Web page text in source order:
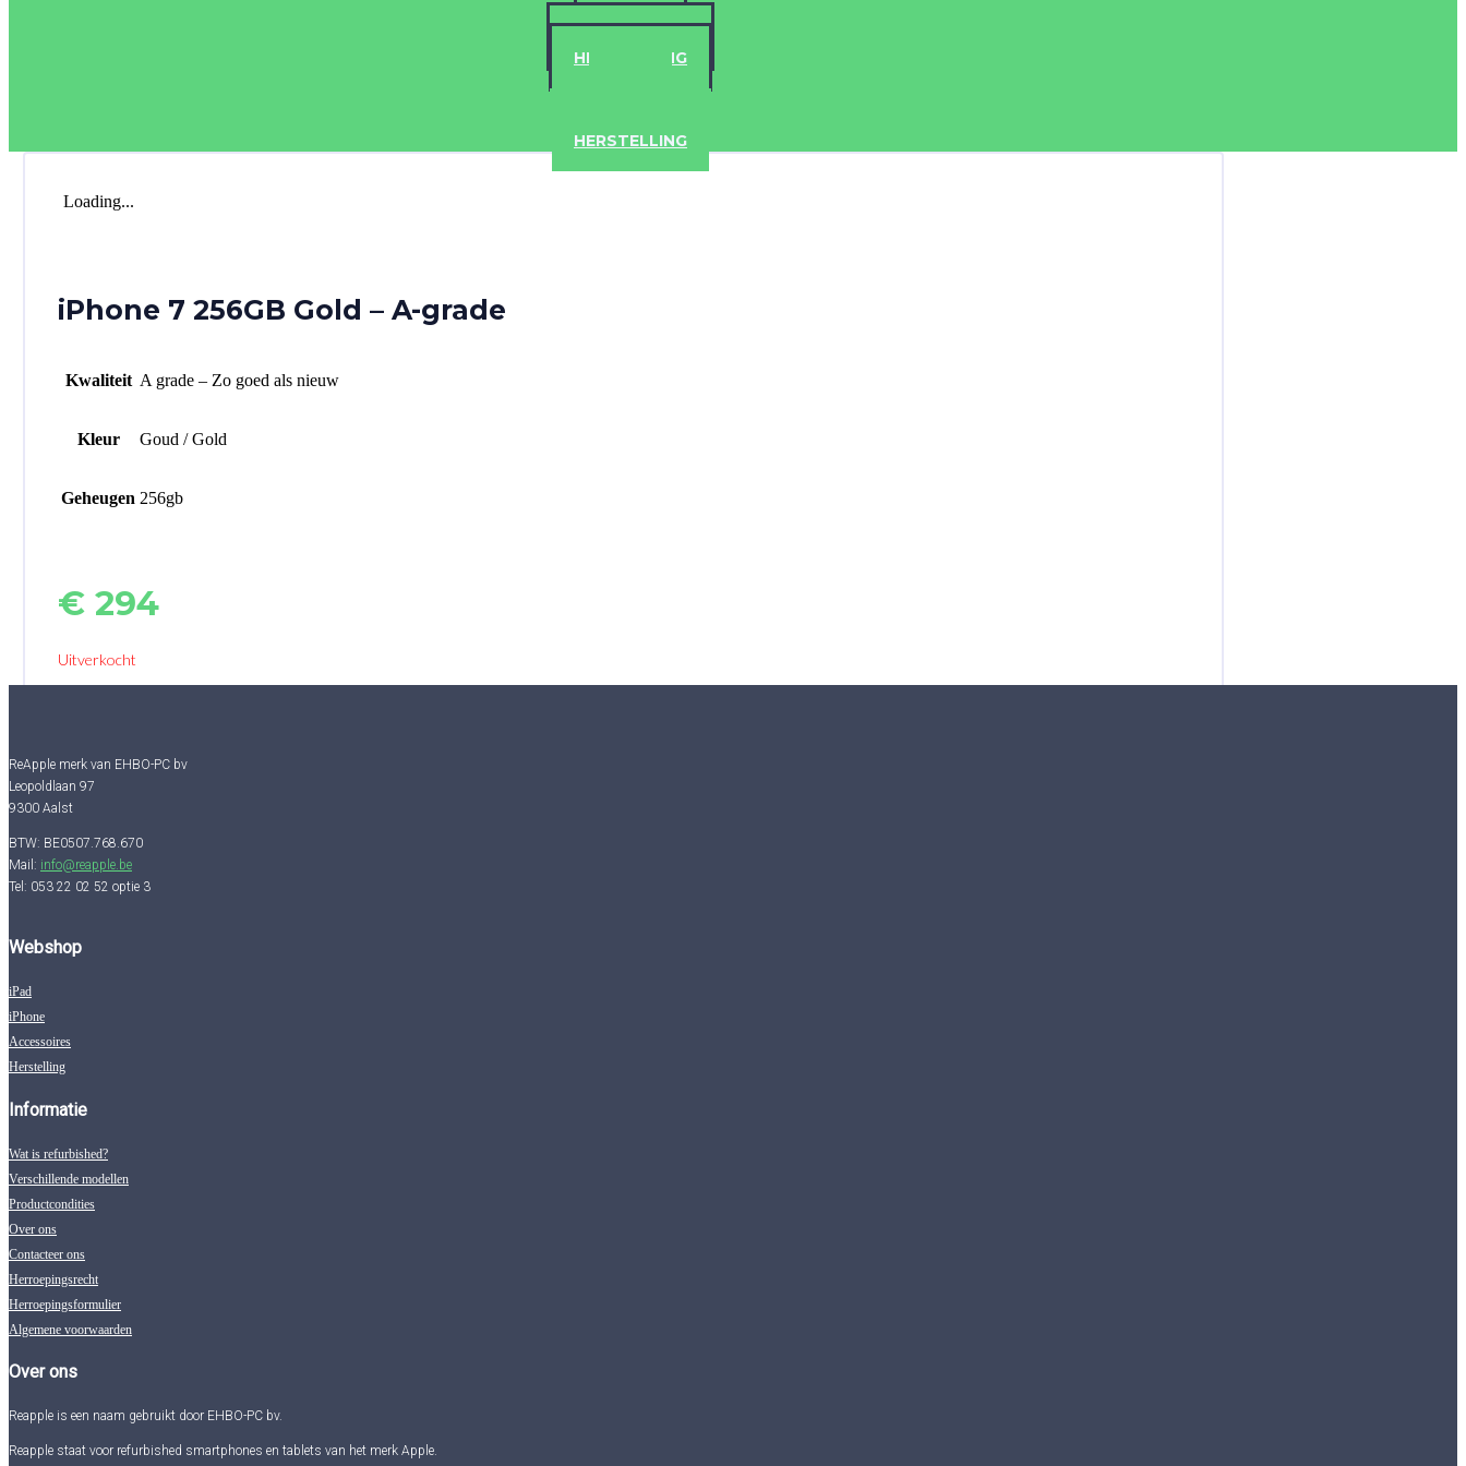
HERSTELLING
HERSTELLING
Loading...
iPhone 7 256GB Gold – A-grade
Kwaliteit A grade – Zo goed als nieuw
Kleur Goud / Gold
Geheugen 256gb
€ 294
Uitverkocht
ReApple merk van EHBO-PC bv
Leopoldlaan 97
9300 Aalst
BTW: BE0507.768.670
Mail: info@reapple.be
Tel: 053 22 02 52 optie 3
Webshop
iPad
iPhone
Accessoires
Herstelling
Informatie
Wat is refurbished?
Verschillende modellen
Productcondities
Over ons
Contacteer ons
Herroepingsrecht
Herroepingsformulier
Algemene voorwaarden
Over ons
Reapple is een naam gebruikt door EHBO-PC bv.
Reapple staat voor refurbished smartphones en tablets van het merk Apple.